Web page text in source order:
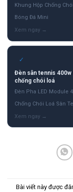
Khung Hộp Chống
Bóng Đá Mini
✓
Đèn sân tennis
chống chói loá
Đèn Pha LED Module
Chống Chói Loá Sân
Bài viết này được